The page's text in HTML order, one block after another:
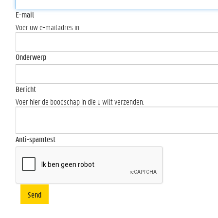
E-mail
Voer uw e-mailadres in
Onderwerp
Bericht
Voer hier de boodschap in die u wilt verzenden.
Anti-spamtest
Send